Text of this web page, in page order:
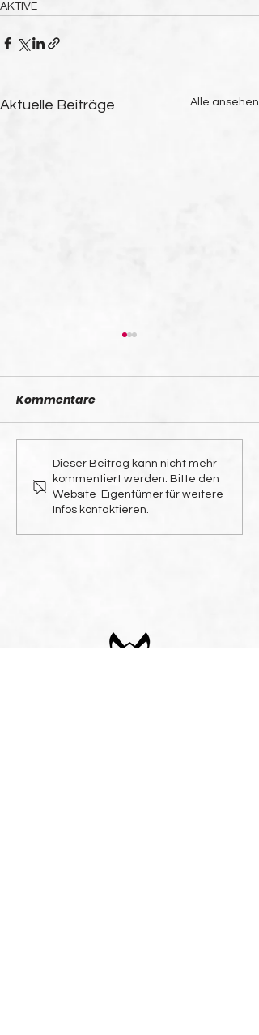
AKTIVE
Aktuelle Beiträge Alle ansehen
Umstrukturierung im
Trainerteam
Kommentare
Dieser Beitrag kann nicht mehr
kommentiert werden. Bitte den
Website-Eigentümer für weitere
Infos kontaktieren.